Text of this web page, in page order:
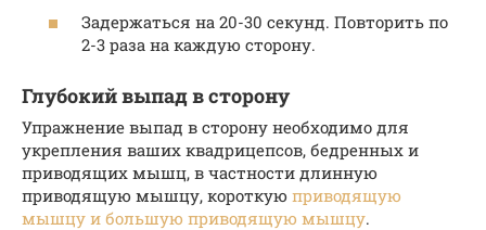
Задержаться на 20-30 секунд. Повторить по
2-3 раза на каждую сторону.
Глубокий выпад в сторону
Упражнение выпад в сторону необходимо для
укрепления ваших квадрицепсов, бедренных и
приводящих мышц, в частности длинную
приводящую мышцу, короткую приводящую
мышцу и большую приводящую мышцу.